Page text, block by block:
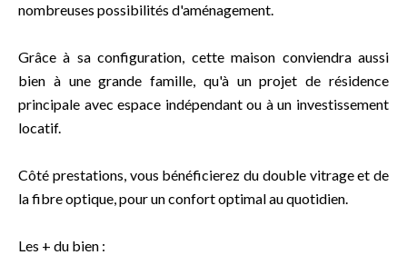
nombreuses possibilités d'aménagement.
Grâce à sa configuration, cette maison conviendra aussi
bien à une grande famille, qu'à un projet de résidence
principale avec espace indépendant ou à un investissement
locatif.
Côté prestations, vous bénéficierez du double vitrage et de
la fibre optique, pour un confort optimal au quotidien.
Les + du bien :